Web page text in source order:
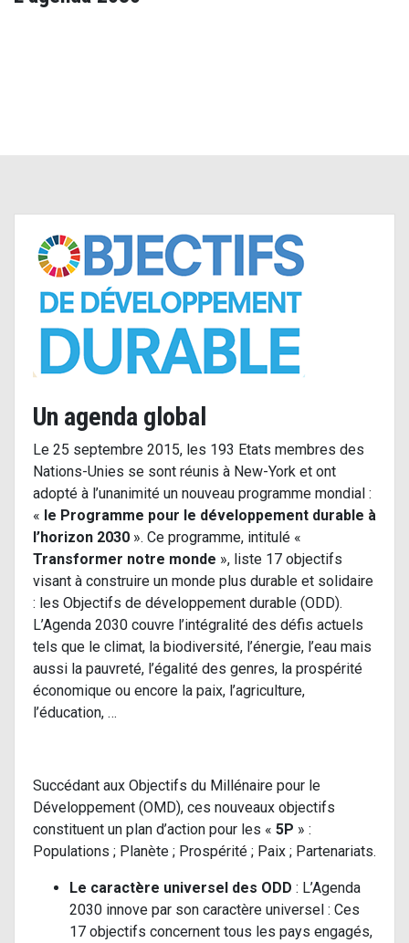
Un agenda global
Le 25 septembre 2015, les 193 Etats membres des
Nations-Unies se sont réunis à New-York et ont
adopté à l’unanimité un nouveau programme mondial :
« le Programme pour le développement durable à
l’horizon 2030 ». Ce programme, intitulé «
Transformer notre monde », liste 17 objectifs
visant à construire un monde plus durable et solidaire
: les Objectifs de développement durable (ODD).
L’Agenda 2030 couvre l’intégralité des défis actuels
tels que le climat, la biodiversité, l’énergie, l’eau mais
aussi la pauvreté, l’égalité des genres, la prospérité
économique ou encore la paix, l’agriculture,
l’éducation, …
Succédant aux Objectifs du Millénaire pour le
Développement (OMD), ces nouveaux objectifs
constituent un plan d’action pour les « 5P » :
Populations ; Planète ; Prospérité ; Paix ; Partenariats.
Le caractère universel des ODD : L’Agenda
2030 innove par son caractère universel : Ces
17 objectifs concernent tous les pays engagés,